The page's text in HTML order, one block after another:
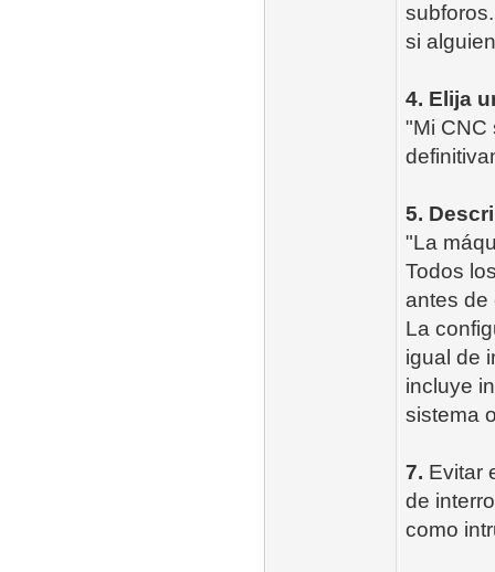
si
4. Elija
"Mi CNC
5.
"La
Todos
antes de
La
igual de
incluye
sistema
7. Evitar
de
como